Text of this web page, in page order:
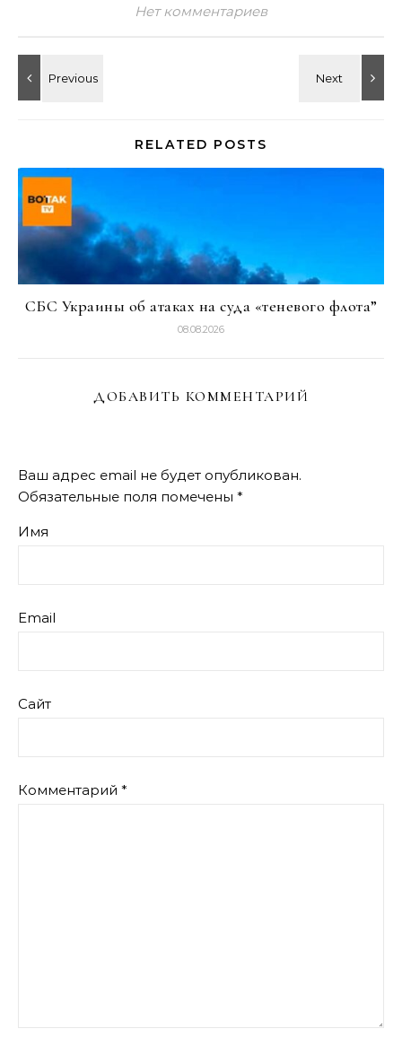
Нет комментариев
RELATED POSTS
СБС Украины об атаках на суда «теневого флота”
08.08.2026
ДОБАВИТЬ КОММЕНТАРИЙ
Ваш адрес email не будет опубликован.
Обязательные поля помечены *
Имя
Email
Сайт
Комментарий *